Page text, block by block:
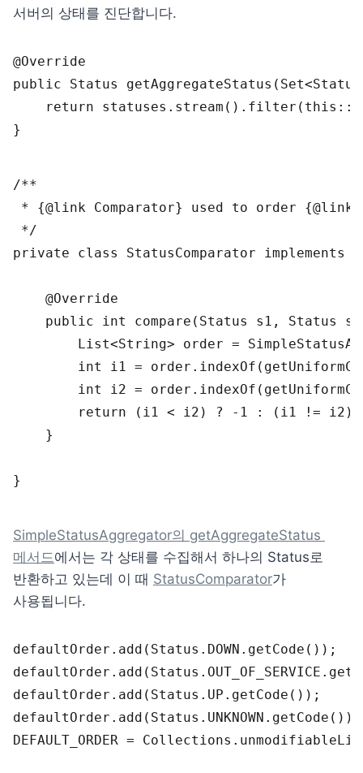
서버의 상태를 진단합니다.
@Override
public Status getAggregateStatus ( Set<Status
return
statuses . stream ( ) . filter ( this : :
}
/**
* {@link Comparator} used to order {@link
*/
private class StatusComparator implements
    @
Override
public int compare ( Status s1 , Status s2
List<String> order =
int i1 = order . indexOf (
int i2 = order . indexOf (
return
( i1 < i2 ) ? - 1 : ( i1 != i2 )
}
}
SimpleStatusAggregator의 getAggregateStatus
메서드에서는 각 상태를 수집해서 하나의 Status로
반환하고 있는데 이 때 StatusComparator가
사용됩니다.
defaultOrder . add ( Status . DOWN . getCode ( ) ) ;
defaultOrder . add ( Status . OUT_OF_SERVICE .
defaultOrder . add ( Status . UP . getCode ( ) ) ;
defaultOrder . add ( Status . UNKNOWN . getCode ( ) )
DEFAULT_ORDER = Collections .